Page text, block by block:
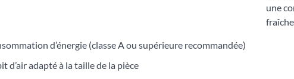
une
d’énergie (classe A ou supérieure recommandée)
d’air adapté à la taille de la pièce